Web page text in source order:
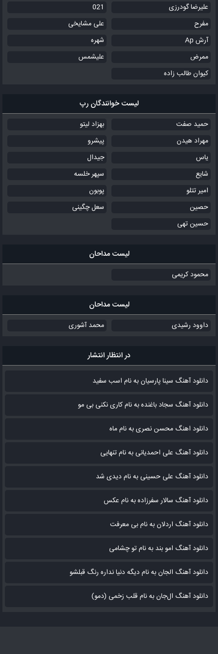
علیرضا گودرزی
021
مفرح
علی مشایخی
آرش Ap
شهره
ممرض
علیشمس
کیوان طالب زاده
لیست خوانندگان رپ
حمید صفت
بهزاد لیتو
مهراد هیدن
پیشرو
یاس
جیدال
شایع
سپهر خلسه
امیر تتلو
پوبون
حصین
سعل چگینی
حسین تهی
لیست مداحان
محمود کریمی
لیست مداحان
داوود رشیدی محمد آشوری
در انتظار انتشار
دانلود آهنگ سینا پارسیان به نام اسب سفید
دانلود آهنگ سجاد باغنده به نام کاری نکنی بی مو
دانلود اهنگ محسن نصری به نام‌ ماه
دانلود آهنگ علی احمدیانی به نام تنهایی
دانلود آهنگ علی حسینی به نام دیدی شد
دانلود آهنگ سالار سفرزاده به نام عکس
دانلود آهنگ اردلان به نام بی معرفت
دانلود آهنگ امو بند به نام تو چشامی
دانلود آهنگ الجان به نام دیگه دنیا نداره رنگ قبلشو
دانلود آهنگ ال‌جان به نام قلب زخمی (دمو)